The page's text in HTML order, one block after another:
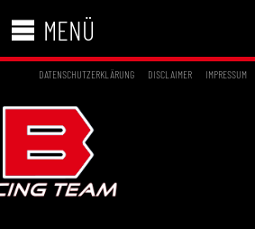
MENÜ
DATENSCHUTZERKLÄRUNG DISCLAIMER IMPRESSUM